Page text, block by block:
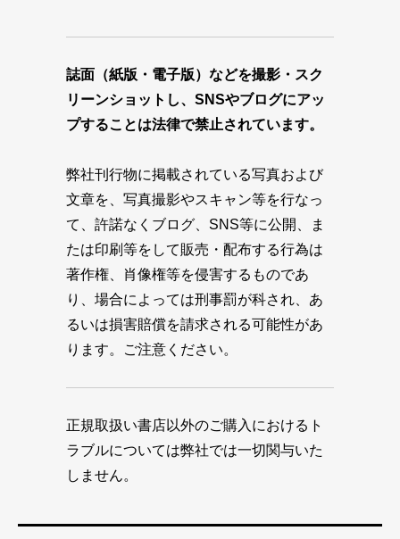
誌面（紙版・電子版）などを撮影・スク
リーンショットし、SNSやブログにアッ
プすることは法律で禁止されています。
弊社刊行物に掲載されている写真および
文章を、写真撮影やスキャン等を行なっ
て、許諾なくブログ、SNS等に公開、ま
たは印刷等をして販売・配布する行為は
著作権、肖像権等を侵害するものであ
り、場合によっては刑事罰が科され、あ
るいは損害賠償を請求される可能性があ
ります。ご注意ください。
正規取扱い書店以外のご購入におけるト
ラブルについては弊社では一切関与いた
しません。